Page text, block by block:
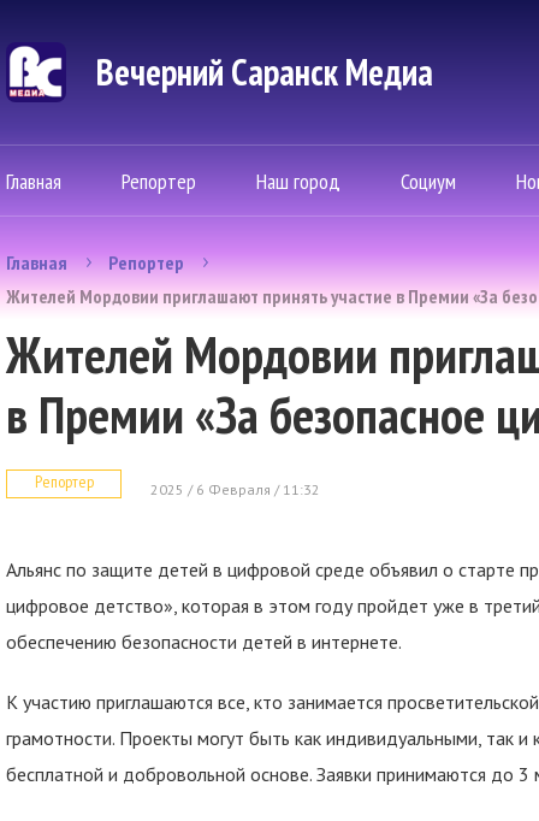
Вечерний Саранск Mедиа
Главная Репортер Наш город Социум
Главная
Репортер
Жителей Мордовии приглашают принять участие в Премии «За
Жителей Мордовии
в Премии «За безопасное
Репортер 2025 / 6 Февраля / 11:32
Альянс по защите детей в цифровой среде объявил о старте
цифровое детство», которая в этом году пройдет уже в
обеспечению безопасности детей в интернете.
К участию приглашаются все, кто занимается
грамотности. Проекты могут быть как индивидуальными, так
бесплатной и добровольной основе. Заявки принимаются до 3